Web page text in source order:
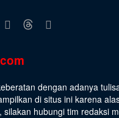
dengan adanya
di situs ini karena
silakan hubungi tim redaksi